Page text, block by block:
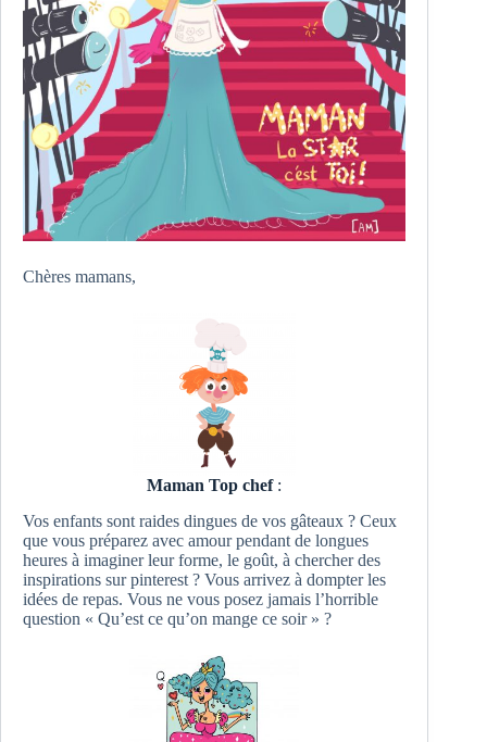
Chères mamans,
Maman Top chef :
Vos enfants sont raides dingues de vos gâteaux ? Ceux
que vous préparez avec amour pendant de longues
heures à imaginer leur forme, le goût, à chercher des
inspirations sur pinterest ? Vous arrivez à dompter les
idées de repas. Vous ne vous posez jamais l’horrible
question « Qu’est ce qu’on mange ce soir » ?